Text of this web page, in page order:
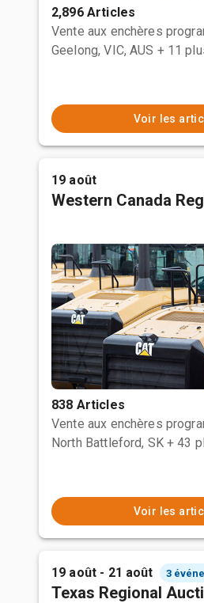
2,896 Articles
Vente aux enchères
Geelong, VIC, AUS + 11
Voir les
19 août
Western Canada
838 Articles
Vente aux enchères
North Battleford, SK + 43
Voir les
19 août - 21 août 3
Texas Regional